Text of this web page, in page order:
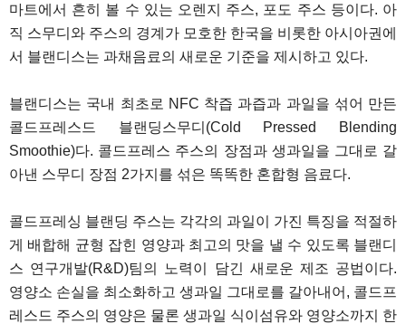
마트에서 흔히 볼 수 있는 오렌지 주스, 포도 주스 등이다. 아
직 스무디와 주스의 경계가 모호한 한국을 비롯한 아시아권에
서 블랜디스는 과채음료의 새로운 기준을 제시하고 있다.
블랜디스는 국내 최초로 NFC 착즙 과즙과 과일을 섞어 만든
콜드프레스드 블랜딩스무디(Cold Pressed Blending
Smoothie)다. 콜드프레스 주스의 장점과 생과일을 그대로 갈
아낸 스무디 장점 2가지를 섞은 똑똑한 혼합형 음료다.
콜드프레싱 블랜딩 주스는 각각의 과일이 가진 특징을 적절하
게 배합해 균형 잡힌 영양과 최고의 맛을 낼 수 있도록 블랜디
스 연구개발(R&D)팀의 노력이 담긴 새로운 제조 공법이다.
영양소 손실을 최소화하고 생과일 그대로를 갈아내어, 콜드프
레스드 주스의 영양은 물론 생과일 식이섬유와 영양소까지 한